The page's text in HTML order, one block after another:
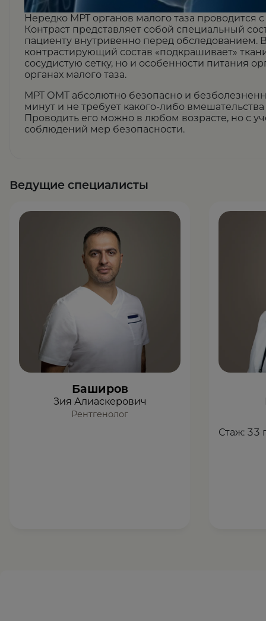
Нередко МРТ органов малого таза проводится
Контраст представляет собой специальный
пациенту внутривенно перед обследованием.
контрастирующий состав «подкрашивает»
сосудистую сетку, но и особенности питания
органах малого таза.
МРТ ОМТ абсолютно безопасно и
минут и не требует какого-либо
Проводить его можно в любом возрасте, но с
соблюдений мер безопасности.
Ведущие специалисты
Баширов
Зия Алиаскерович
Рентгенолог
Стаж: 33